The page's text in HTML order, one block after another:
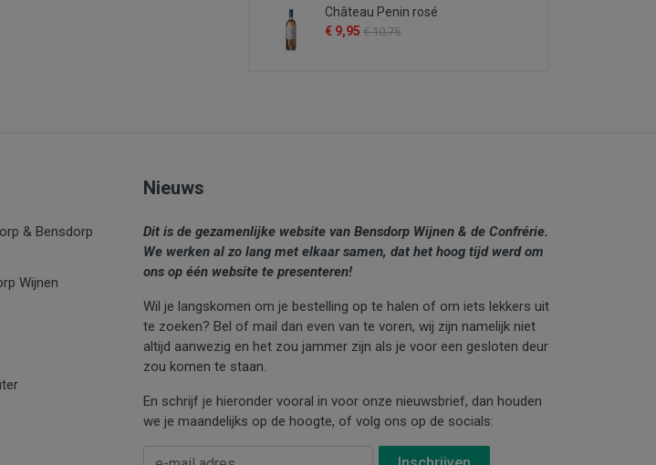
Château Penin rosé
€ 9,95 € 10,75
& Bensdorp
Wijnen
Nieuws
Dit is de gezamenlijke website van Bensdorp Wijnen & de Confrérie.
We werken al zo lang met elkaar samen, dat het hoog tijd werd om
ons op één website te presenteren!
Wil je langskomen om je bestelling op te halen of om iets lekkers uit
te zoeken? Bel of mail dan even van te voren, wij zijn namelijk niet
altijd aanwezig en het zou jammer zijn als je voor een gesloten deur
zou komen te staan.
En schrijf je hieronder vooral in voor onze nieuwsbrief, dan houden
we je maandelijks op de hoogte, of volg ons op de socials:
E-mail Adres